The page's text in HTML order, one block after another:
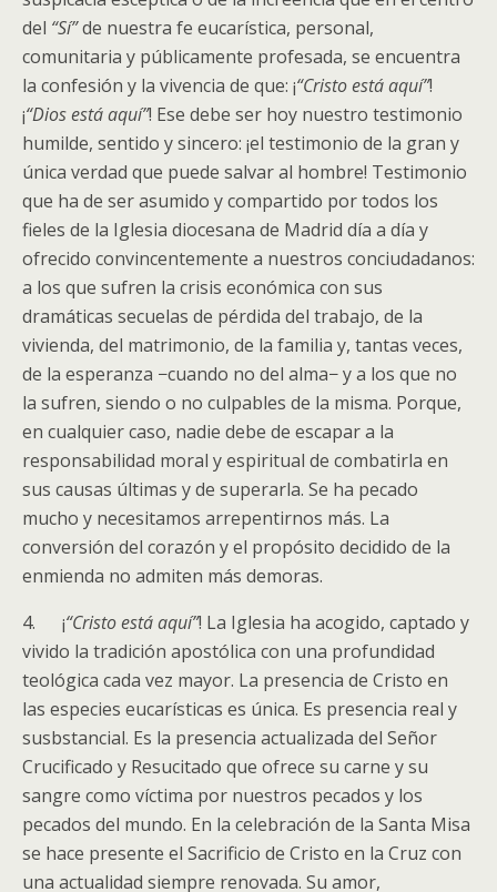
del “Sí”de nuestra fe eucarística, personal,
comunitaria y públicamente profesada, se encuentra
la confesión y la vivencia de que: ¡“Cristo está aquí”!
¡“Dios está aquí”! Ese debe ser hoy nuestro testimonio
humilde, sentido y sincero: ¡el testimonio de la gran y
única verdad que puede salvar al hombre! Testimonio
que ha de ser asumido y compartido por todos los
fieles de la Iglesia diocesana de Madrid día a día y
ofrecido convincentemente a nuestros conciudadanos:
a los que sufren la crisis económica con sus
dramáticas secuelas de pérdida del trabajo, de la
vivienda, del matrimonio, de la familia y, tantas veces,
de la esperanza −cuando no del alma− y a los que no
la sufren, siendo o no culpables de la misma. Porque,
en cualquier caso, nadie debe de escapar a la
responsabilidad moral y espiritual de combatirla en
sus causas últimas y de superarla. Se ha pecado
mucho y necesitamos arrepentirnos más. La
conversión del corazón y el propósito decidido de la
enmienda no admiten más demoras.
4. ¡“Cristo está aquí”! La Iglesia ha acogido, captado y
vivido la tradición apostólica con una profundidad
teológica cada vez mayor. La presencia de Cristo en
las especies eucarísticas es única. Es presencia real y
susbstancial. Es la presencia actualizada del Señor
Crucificado y Resucitado que ofrece su carne y su
sangre como víctima por nuestros pecados y los
pecados del mundo. En la celebración de la Santa Misa
se hace presente el Sacrificio de Cristo en la Cruz con
una actualidad siempre renovada. Su amor,